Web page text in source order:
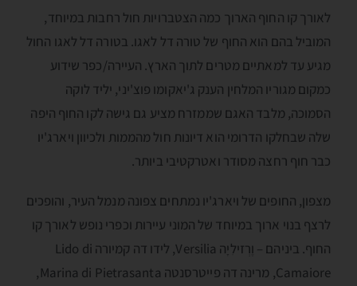
לאורך קו החוף הארוך כמה הצטברויות חול רחבות במיוחד,
המוביל בהם הוא החוף של טורה דל לאגו. בטורה דל לאגו החול
מגיע עד למאתיים מטרים לתוך הארץ. העיירה/כפר שידוע
כמקום מגוריו המלחין הענק ג'יאקומו פוצ'יני, יליד לוקה
הסמוכה, מלבד האגם שממזרח מציע גם גישה לקו החוף היפה
שלה שבחלקו הדרומי הוא דיונות חול מהממות ולכיוון ויארג'יו
כבר חוף רחצה מסודר ואטרקטיבי ביותר.
מצפון, החופים של ויארג'יו נמתחים צפונה מנמל העיר, והופכים
לרצף בנוי ארוך במיוחד של המוני עיירות וכפרי נופש לאורך קו
החוף. ביניהם – וֶרְזילִיָה Versilia, לידו דה קמיורה Lido di
Camaiore, מרינה דה פייטרסנטה Marina di Pietrasanta,